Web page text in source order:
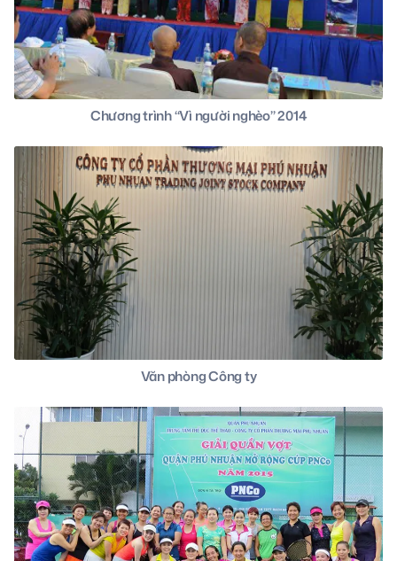
Chương trình “Vì người nghèo” 2014
Văn phòng Công ty